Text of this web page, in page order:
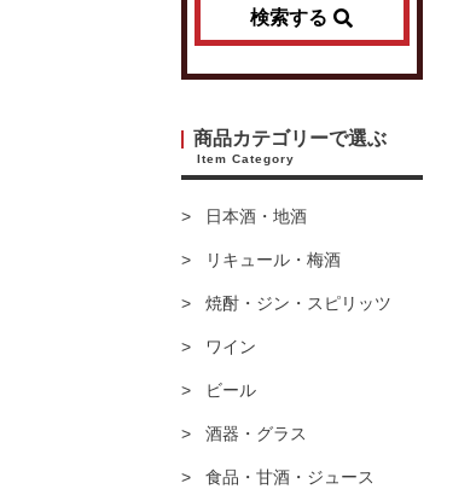
検索する
商品カテゴリーで選ぶ
Item Category
日本酒・地酒
リキュール・梅酒
焼酎・ジン・スピリッツ
ワイン
ビール
酒器・グラス
食品・甘酒・ジュース